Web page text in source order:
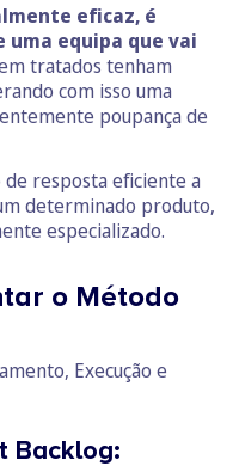
eficaz, é
uma equipa que vai
tratados tenham
com isso uma
poupança de
de resposta eficiente a
determinado produto,
especializado.
o Método
Execução e
Backlog: